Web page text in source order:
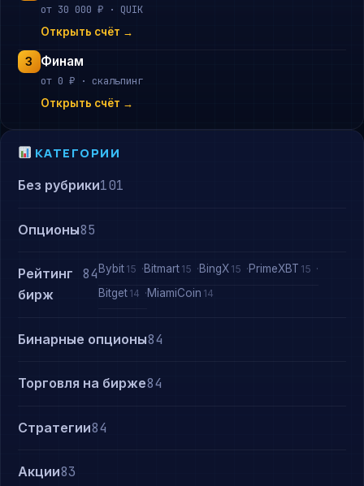
от 30 000 ₽ · QUIK
Открыть счёт →
3 Финам
от 0 ₽ · скальпинг
Открыть счёт →
КАТЕГОРИИ
Без рубрики101
Опционы85
Рейтинг
бирж
84 Bybit 15 Bitmart 15 BingX 15 PrimeXBT 15
Bitget 14 MiamiCoin 14
Бинарные опционы84
Торговля на бирже84
Стратегии84
Акции83